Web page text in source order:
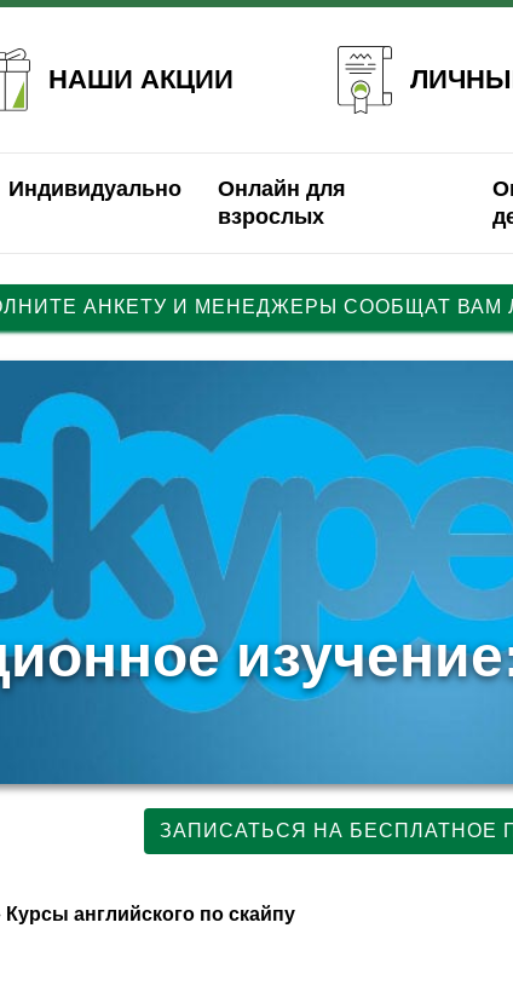
НАШИ АКЦИИ
Индивидуально
Онлайн для
взрослых
АНКЕТУ И МЕНЕДЖЕРЫ СООБЩАТ ВАМ
ЗАПИСАТЬСЯ НА БЕСПЛАТНОЕ
Курсы английского по скайпу